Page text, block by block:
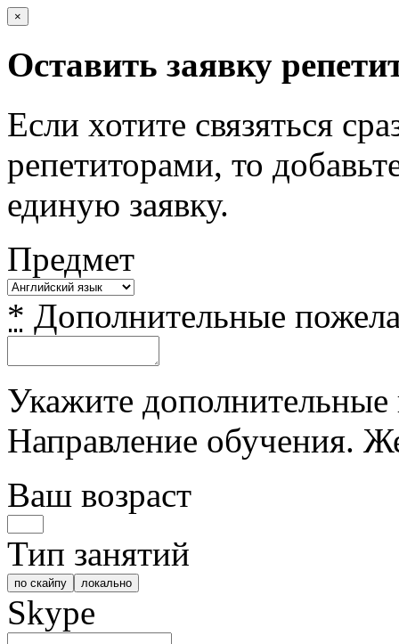
×
Оставить заявку
Если хотите связяться
репетиторами, то
единую заявку.
Предмет
* Дополнительные
Укажите
Направление обучения.
Ваш возраст
Тип занятий
по скайпу локально
Skype